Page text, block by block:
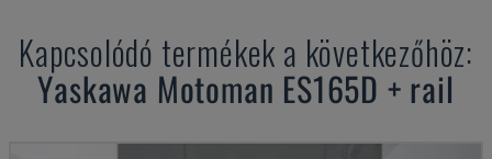
Kapcsolódó termékek a következőhöz:
Yaskawa Motoman ES165D + rail